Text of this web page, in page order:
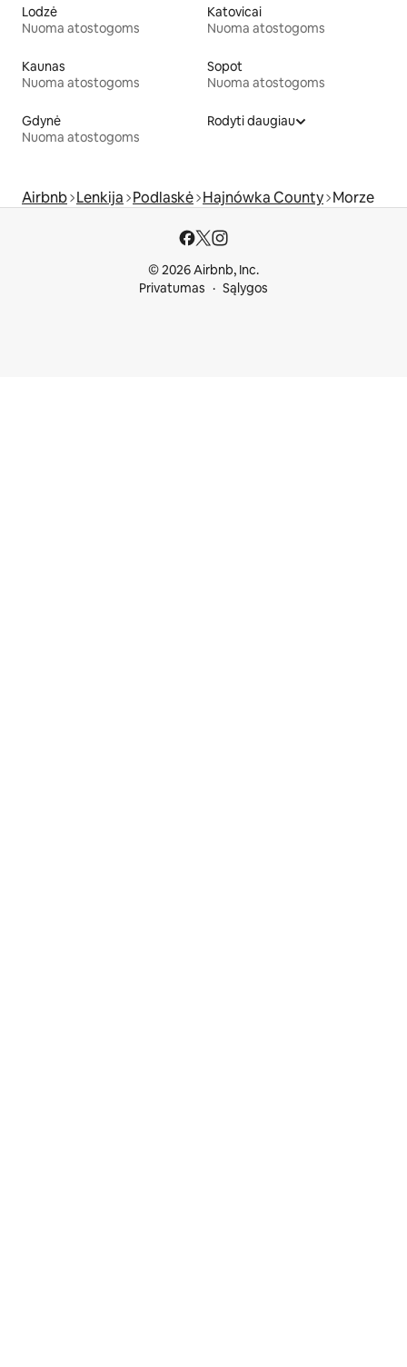
Lodzė
Nuoma atostogoms
Katovicai
Nuoma atostogoms
Kaunas
Nuoma atostogoms
Sopot
Nuoma atostogoms
Gdynė
Nuoma atostogoms
Rodyti daugiau
Airbnb Lenkija Podlaskė Hajnówka County Morze
© 2026 Airbnb, Inc.
Privatumas
Sąlygos